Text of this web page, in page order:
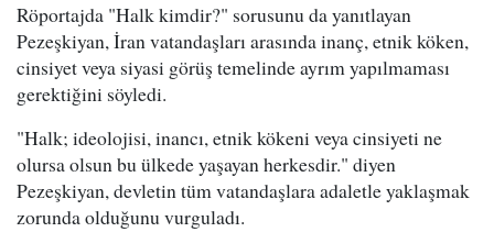
Röportajda "Halk kimdir?" sorusunu da yanıtlayan
Pezeşkiyan, İran vatandaşları arasında inanç, etnik köken,
cinsiyet veya siyasi görüş temelinde ayrım yapılmaması
gerektiğini söyledi.
"Halk; ideolojisi, inancı, etnik kökeni veya cinsiyeti ne
olursa olsun bu ülkede yaşayan herkesdir." diyen
Pezeşkiyan, devletin tüm vatandaşlara adaletle yaklaşmak
zorunda olduğunu vurguladı.